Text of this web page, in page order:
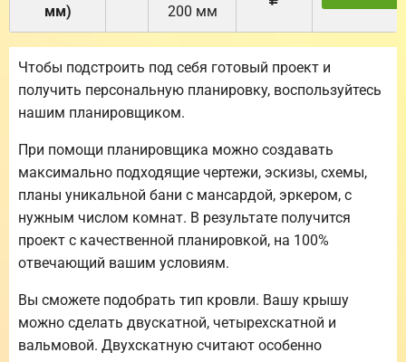
мм)
200 мм
Чтобы подстроить под себя готовый проект и
получить персональную планировку, воспользуйтесь
нашим планировщиком.
При помощи планировщика можно создавать
максимально подходящие чертежи, эскизы, схемы,
планы уникальной бани с мансардой, эркером, с
нужным числом комнат. В результате получится
проект с качественной планировкой, на 100%
отвечающий вашим условиям.
Вы сможете подобрать тип кровли. Вашу крышу
можно сделать двускатной, четырехскатной и
вальмовой. Двухскатную считают особенно